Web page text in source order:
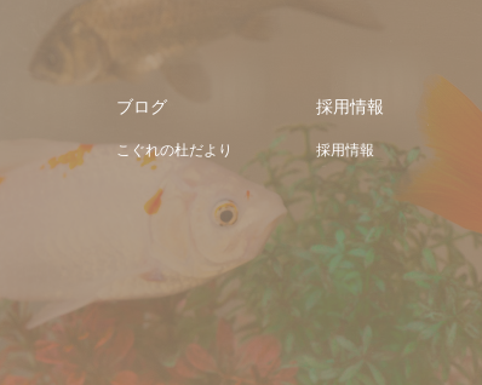
ブログ
こぐれの杜だより
採用情報
採用情報